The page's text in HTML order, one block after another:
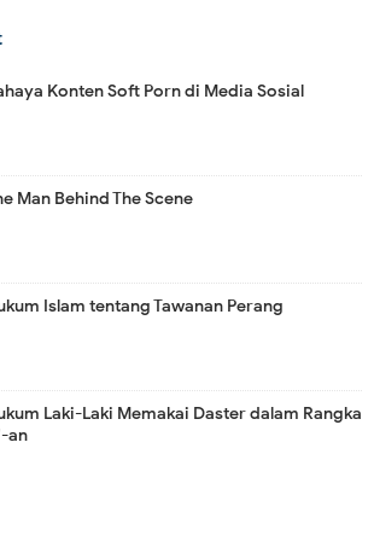
Konten Soft Porn di Media Sosial
Man Behind The Scene
Islam tentang Tawanan Perang
Laki-Laki Memakai Daster dalam Rangka
an